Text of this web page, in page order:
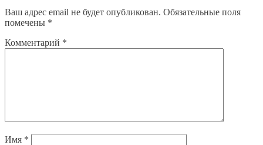
Ваш адрес email не будет опубликован. Обязательные поля
помечены *
Комментарий *
Имя *